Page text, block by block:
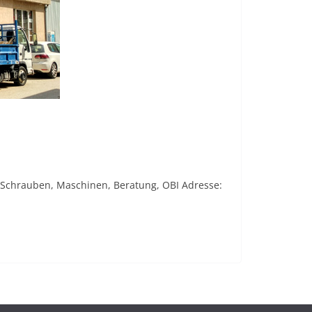
Maschinen, Beratung, OBI Adresse: